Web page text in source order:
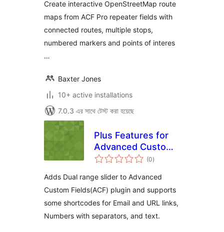
Create interactive OpenStreetMap route
maps from ACF Pro repeater fields with
connected routes, multiple stops,
numbered markers and points of interes
…
Baxter Jones
10+ active installations
7.0.3 এর সাথে টেস্ট করা হয়েছে
Plus Features for
Advanced Custom
Fields
(0total
ratings
)
Adds Dual range slider to Advanced
Custom Fields(ACF) plugin and supports
some shortcodes for Email and URL links,
Numbers with separators, and text.